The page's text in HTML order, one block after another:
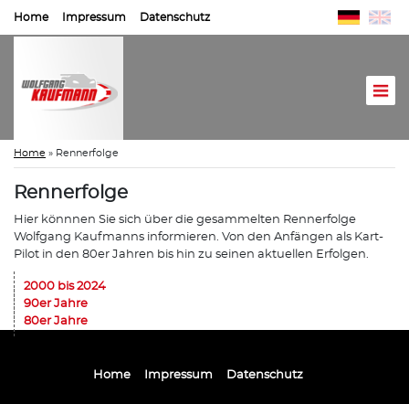
Home Impressum Datenschutz
Home » Rennerfolge
Rennerfolge
Hier könnnen Sie sich über die gesammelten Rennerfolge
Wolfgang Kaufmanns informieren. Von den Anfängen als Kart-
Pilot in den 80er Jahren bis hin zu seinen aktuellen Erfolgen.
2000 bis 2024
90er Jahre
80er Jahre
Home Impressum Datenschutz